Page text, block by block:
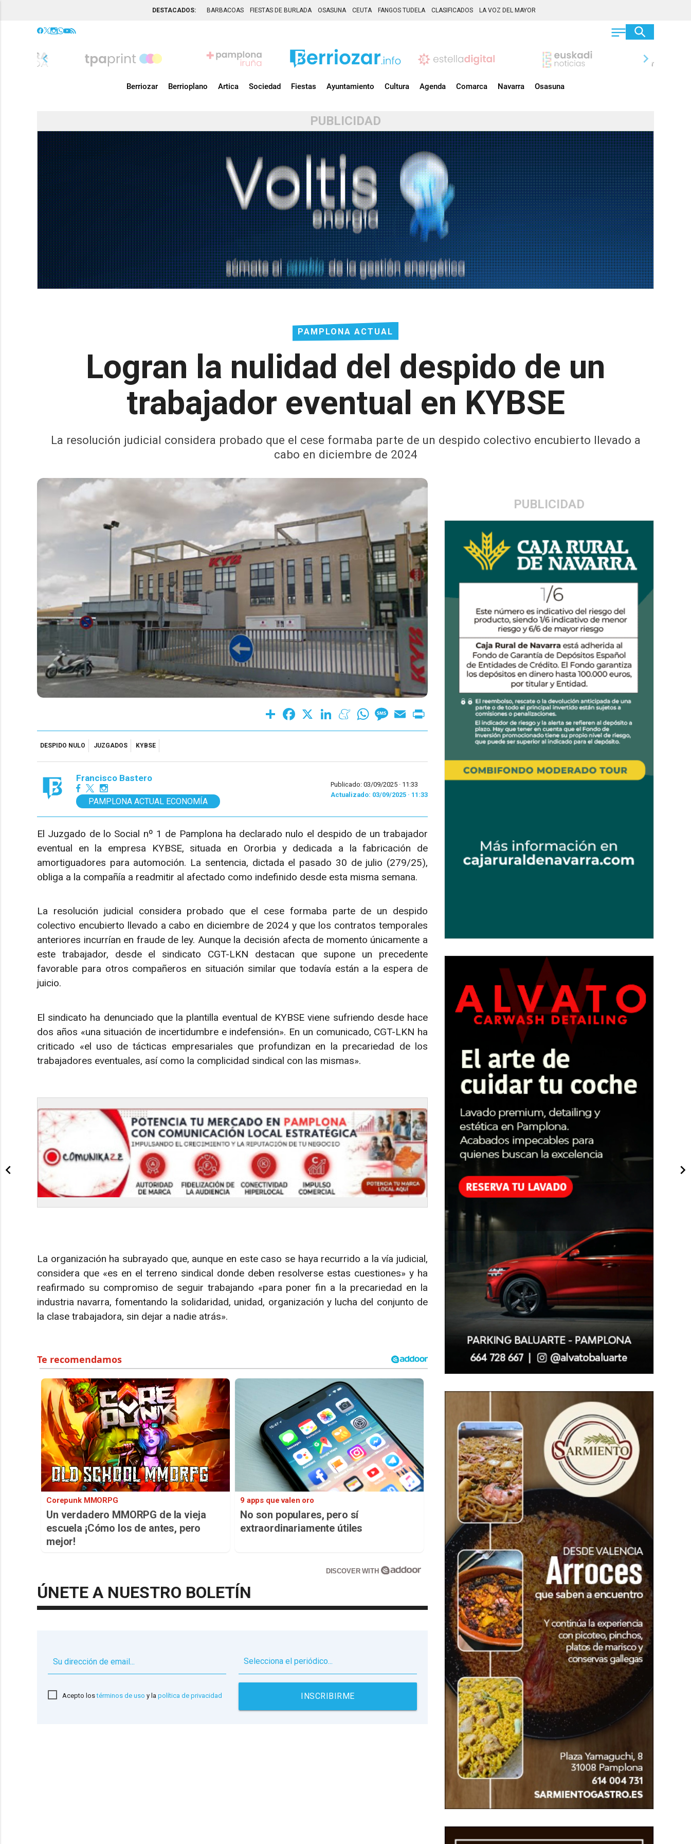
DESTACADOS: BARBACOAS FIESTAS DE BURLADA OSASUNA CEUTA FANGOS TUDELA CLASIFICADOS LA VOZ DEL MAYOR
chevron_left chevron_right
Berriozar Berrioplano Artica Sociedad Fiestas Ayuntamiento Cultura Agenda Comarca Navarra Osasuna
PUBLICIDAD
PAMPLONA ACTUAL
Logran la nulidad del despido de un
trabajador eventual en KYBSE
La resolución judicial considera probado que el cese formaba parte de un despido colectivo encubierto llevado a
cabo en diciembre de 2024
PUBLICIDAD
Share Facebook LinkedInMeneameWhatsAppMessage
Email
DESPIDO NULO JUZGADOS KYBSE
Francisco Bastero
PAMPLONA ACTUAL ECONOMÍA
Publicado: 03/09/2025 · 11:33
Actualizado: 03/09/2025 · 11:33
El Juzgado de lo Social nº 1 de Pamplona ha declarado nulo el despido de un trabajador
eventual en la empresa KYBSE, situada en Ororbia y dedicada a la fabricación de
amortiguadores para automoción. La sentencia, dictada el pasado 30 de julio (279/25),
obliga a la compañía a readmitir al afectado como indefinido desde esta misma semana.
La resolución judicial considera probado que el cese formaba parte de un despido
colectivo encubierto llevado a cabo en diciembre de 2024 y que los contratos temporales
anteriores incurrían en fraude de ley. Aunque la decisión afecta de momento únicamente a
este trabajador, desde el sindicato CGT-LKN destacan que supone un precedente
favorable para otros compañeros en situación similar que todavía están a la espera de
juicio.
El sindicato ha denunciado que la plantilla eventual de KYBSE viene sufriendo desde hace
dos años «una situación de incertidumbre e indefensión». En un comunicado, CGT-LKN ha
criticado «el uso de tácticas empresariales que profundizan en la precariedad de los
trabajadores eventuales, así como la complicidad sindical con las mismas».
La organización ha subrayado que, aunque en este caso se haya recurrido a la vía judicial,
considera que «es en el terreno sindical donde deben resolverse estas cuestiones» y ha
reafirmado su compromiso de seguir trabajando «para poner fin a la precariedad en la
industria navarra, fomentando la solidaridad, unidad, organización y lucha del conjunto de
la clase trabajadora, sin dejar a nadie atrás».
Corepunk MMORPG
Un verdadero MMORPG de la vieja
escuela ¡Cómo los de antes, pero
mejor!
9 apps que valen oro
No son populares, pero sí
extraordinariamente útiles
DISCOVER WITH
ÚNETE A NUESTRO BOLETÍN
Acepto lostérminos de uso y la política de privacidad INSCRIBIRME